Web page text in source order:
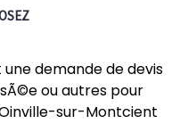
demande de devis
ou autres pour
sur-Montcient